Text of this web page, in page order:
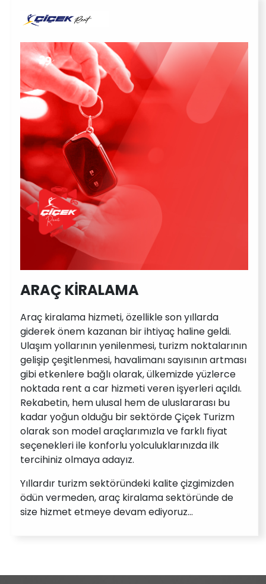
ARAÇ KİRALAMA
Araç kiralama hizmeti, özellikle son yıllarda
giderek önem kazanan bir ihtiyaç haline geldi.
Ulaşım yollarının yenilenmesi, turizm noktalarının
gelişip çeşitlenmesi, havalimanı sayısının artması
gibi etkenlere bağlı olarak, ülkemizde yüzlerce
noktada rent a car hizmeti veren işyerleri açıldı.
Rekabetin, hem ulusal hem de uluslararası bu
kadar yoğun olduğu bir sektörde Çiçek Turizm
olarak son model araçlarımızla ve farklı fiyat
seçenekleri ile konforlu yolculuklarınızda ilk
tercihiniz olmaya adayız.
Yıllardır turizm sektöründeki kalite çizgimizden
ödün vermeden, araç kiralama sektöründe de
size hizmet etmeye devam ediyoruz…